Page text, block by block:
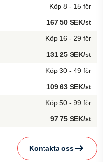
Köp 8 - 15 för
167,50 SEK/st
Köp 16 - 29 för
131,25 SEK/st
Köp 30 - 49 för
109,63 SEK/st
Köp 50 - 99 för
97,75 SEK/st
Kontakta oss